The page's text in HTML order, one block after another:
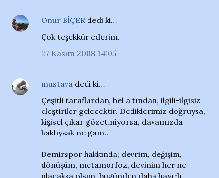
Onur BİÇER dedi ki…
Çok teşekkür ederim.
27 Kasım 2008 14:05
mustava dedi ki…
Çeşitli taraflardan, bel altından, ilgili-ilgisiz
eleştiriler gelecektir. Dediklerimiz doğruysa,
kişisel çıkar gözetmiyorsa, davamızda
haklıysak ne gam...
Demirspor hakkında; devrim, değişim,
dönüşüm, metamorfoz, devinim her ne
olacaksa olsun, bugünden daha hayırlı